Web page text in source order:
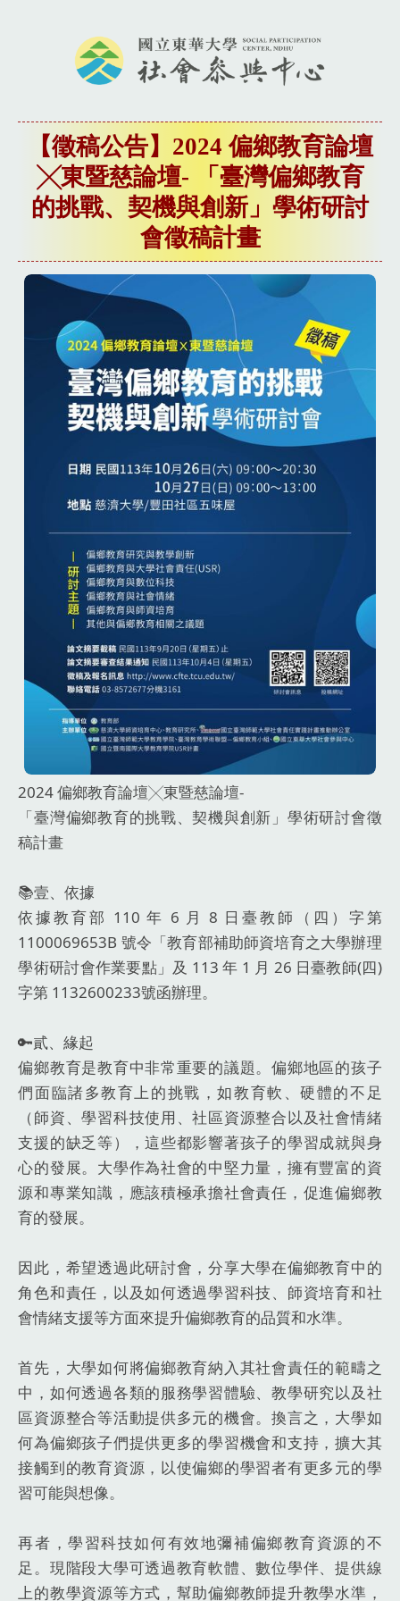
【徵稿公告】2024 偏鄉教育論壇
╳東暨慈論壇- 「臺灣偏鄉教育
的挑戰、契機與創新」學術研討
會徵稿計畫
2024 偏鄉教育論壇╳東暨慈論壇-
「臺灣偏鄉教育的挑戰、契機與創新」學術研討會徵
稿計畫
📚️壹、依據
依據教育部 110 年 6 月 8 日臺教師（四）字第
1100069653B 號令「教育部補助師資培育之大學辦理
學術研討會作業要點」及 113 年 1 月 26 日臺教師(四)
字第 1132600233號函辦理。
🔑貳、緣起
偏鄉教育是教育中非常重要的議題。偏鄉地區的孩子
們面臨諸多教育上的挑戰，如教育軟、硬體的不足
（師資、學習科技使用、社區資源整合以及社會情緒
支援的缺乏等），這些都影響著孩子的學習成就與身
心的發展。大學作為社會的中堅力量，擁有豐富的資
源和專業知識，應該積極承擔社會責任，促進偏鄉教
育的發展。
因此，希望透過此研討會，分享大學在偏鄉教育中的
角色和責任，以及如何透過學習科技、師資培育和社
會情緒支援等方面來提升偏鄉教育的品質和水準。
首先，大學如何將偏鄉教育納入其社會責任的範疇之
中，如何透過各類的服務學習體驗、教學研究以及社
區資源整合等活動提供多元的機會。換言之，大學如
何為偏鄉孩子們提供更多的學習機會和支持，擴大其
接觸到的教育資源，以使偏鄉的學習者有更多元的學
習可能與想像。
再者，學習科技如何有效地彌補偏鄉教育資源的不
足。現階段大學可透過教育軟體、數位學伴、提供線
上的教學資源等方式，幫助偏鄉教師提升教學水準，